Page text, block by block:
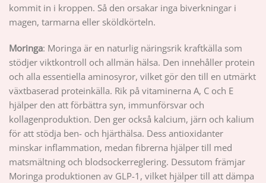
kommit in i kroppen. Så den orsakar inga biverkningar i
magen, tarmarna eller sköldkörteln.
Moringa: Moringa är en naturlig näringsrik kraftkälla som
stödjer viktkontroll och allmän hälsa. Den innehåller protein
och alla essentiella aminosyror, vilket gör den till en utmärkt
växtbaserad proteinkälla. Rik på vitaminerna A, C och E
hjälper den att förbättra syn, immunförsvar och
kollagenproduktion. Den ger också kalcium, järn och kalium
för att stödja ben- och hjärthälsa. Dess antioxidanter
minskar inflammation, medan fibrerna hjälper till med
matsmältning och blodsockerreglering. Dessutom främjar
Moringa produktionen av GLP-1, vilket hjälper till att dämpa